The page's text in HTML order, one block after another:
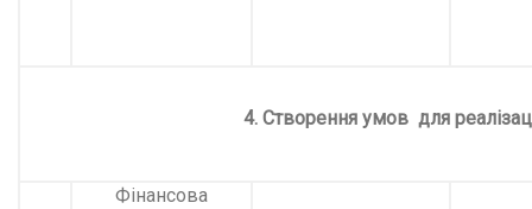
4. Створення умов для
Фінансова